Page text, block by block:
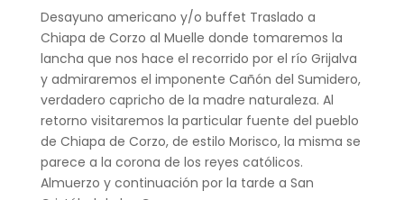
Desayuno americano y/o buffet Traslado a
Chiapa de Corzo al Muelle donde tomaremos la
lancha que nos hace el recorrido por el río Grijalva
y admiraremos el imponente Cañón del Sumidero,
verdadero capricho de la madre naturaleza. Al
retorno visitaremos la particular fuente del pueblo
de Chiapa de Corzo, de estilo Morisco, la misma se
parece a la corona de los reyes católicos.
Almuerzo y continuación por la tarde a San